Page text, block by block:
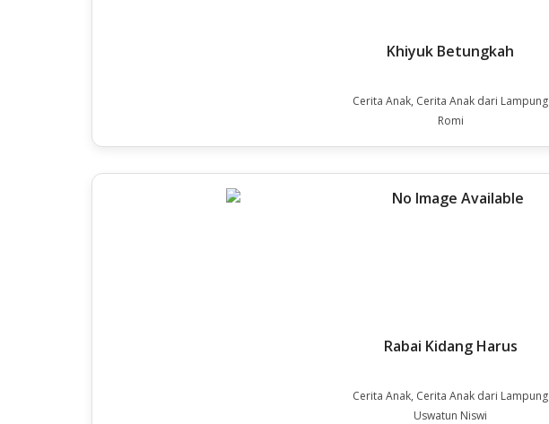
Khiyuk Betungkah
Cerita Anak, Cerita Anak dari Lampung
Romi
Rabai Kidang Harus
Cerita Anak, Cerita Anak dari Lampung
Uswatun Niswi